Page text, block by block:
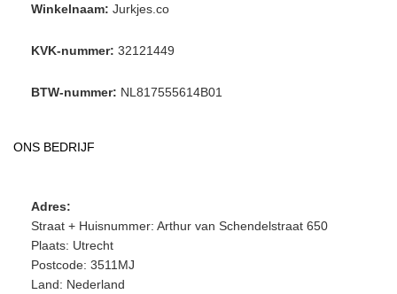
Winkelnaam: Jurkjes.co
KVK-nummer: 32121449
BTW-nummer: NL817555614B01
ONS BEDRIJF
Adres:
Straat + Huisnummer: Arthur van Schendelstraat 650
Plaats: Utrecht
Postcode: 3511MJ
Land: Nederland